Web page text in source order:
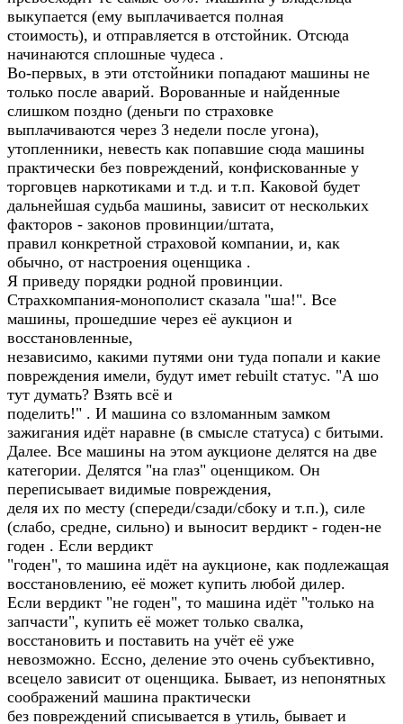
выкупается (ему выплачивается полная
стоимость), и отправляется в отстойник. Отсюда
начинаются сплошные чудеса .
Во-первых, в эти отстойники попадают машины не
только после аварий. Ворованные и найденные
слишком поздно (деньги по страховке
выплачиваются через 3 недели после угона),
утопленники, невесть как попавшие сюда машины
практически без повреждений, конфискованные у
торговцев наркотиками и т.д. и т.п. Каковой будет
дальнейшая судьба машины, зависит от нескольких
факторов - законов провинции/штата,
правил конкретной страховой компании, и, как
обычно, от настроения оценщика .
Я приведу порядки родной провинции.
Страхкомпания-монополист сказала "ша!". Все
машины, прошедшие через её аукцион и
восстановленные,
независимо, какими путями они туда попали и какие
повреждения имели, будут имет rebuilt статус. "А шо
тут думать? Взять всё и
поделить!" . И машина со взломанным замком
зажигания идёт наравне (в смысле статуса) с битыми.
Далее. Все машины на этом аукционе делятся на две
категории. Делятся "на глаз" оценщиком. Он
переписывает видимые повреждения,
деля их по месту (спереди/сзади/сбоку и т.п.), силе
(слабо, средне, сильно) и выносит вердикт - годен-не
годен . Если вердикт
"годен", то машина идёт на аукционе, как подлежащая
восстановлению, её может купить любой дилер.
Если вердикт "не годен", то машина идёт "только на
запчасти", купить её может только свалка,
восстановить и поставить на учёт её уже
невозможно. Ессно, деление это очень субъективно,
всецело зависит от оценщика. Бывает, из непонятных
соображений машина практически
без повреждений списывается в утиль, бывает и